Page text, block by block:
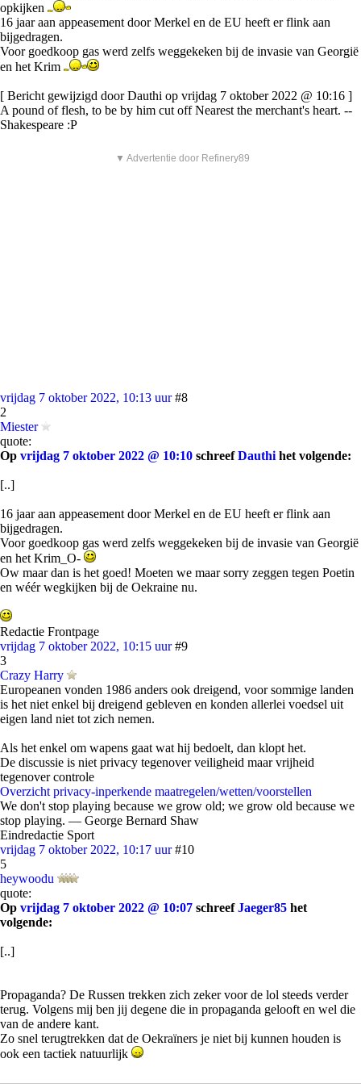
opkijken
16 jaar aan appeasement door Merkel en de EU heeft er flink aan
bijgedragen.
Voor goedkoop gas werd zelfs weggekeken bij de invasie van Georgië
en het Krim
[ Bericht gewijzigd door Dauthi op vrijdag 7 oktober 2022 @ 10:16 ]
A pound of flesh, to be by him cut off Nearest the merchant's heart. --
Shakespeare :P
▼ Advertentie door Refinery89
vrijdag 7 oktober 2022, 10:13 uur #8
2
Miester
quote:
Op vrijdag 7 oktober 2022 @ 10:10 schreefDauthi het volgende:
[..]
16 jaar aan appeasement door Merkel en de EU heeft er flink aan
bijgedragen.
Voor goedkoop gas werd zelfs weggekeken bij de invasie van Georgië
en het Krim_O-
Ow maar dan is het goed! Moeten we maar sorry zeggen tegen Poetin
en wéér wegkijken bij de Oekraine nu.
Redactie Frontpage
vrijdag 7 oktober 2022, 10:15 uur #9
3
Crazy Harry
Europeanen vonden 1986 anders ook dreigend, voor sommige landen
is het niet enkel bij dreigend gebleven en konden allerlei voedsel uit
eigen land niet tot zich nemen.
Als het enkel om wapens gaat wat hij bedoelt, dan klopt het.
De discussie is niet privacy tegenover veiligheid maar vrijheid
tegenover controle
Overzicht privacy-inperkende maatregelen/wetten/voorstellen
We don't stop playing because we grow old; we grow old because we
stop playing. ― George Bernard Shaw
Eindredactie Sport
vrijdag 7 oktober 2022, 10:17 uur #10
5
heywoodu
quote:
Op vrijdag 7 oktober 2022 @ 10:07 schreefJaeger85 het
volgende:
[..]
Propaganda? De Russen trekken zich zeker voor de lol steeds verder
terug. Volgens mij ben jij degene die in propaganda gelooft en wel die
van de andere kant.
Zo snel terugtrekken dat de Oekraïners je niet bij kunnen houden is
ook een tactiek natuurlijk
▼ Advertentie door Refinery89